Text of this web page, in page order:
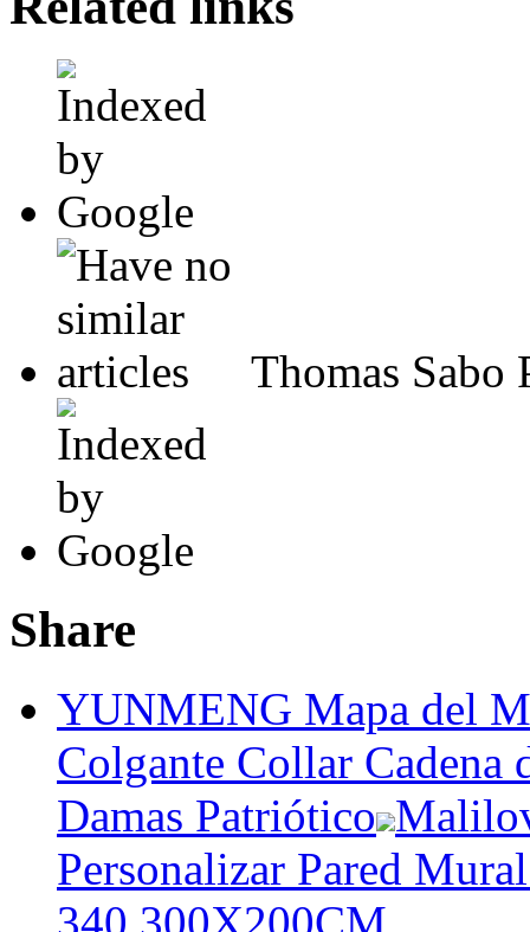
Thomas Sabo
Share
YUNMENG Mapa del
Colgante Collar Cadena
Damas Patriótico
Personalizar Pared